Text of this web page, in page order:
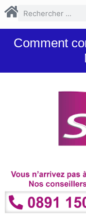
Comment